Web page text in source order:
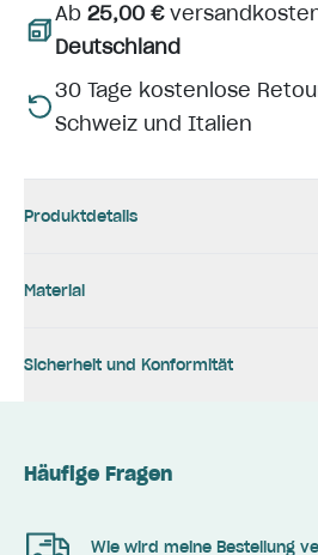
Ab 25,00 €
Deutschland
30 Tage kostenlose
Schweiz und Italien
Produktdetails
Material
Sicherheit und Konformität
Häufige Fragen
Wie wird meine Bestellung